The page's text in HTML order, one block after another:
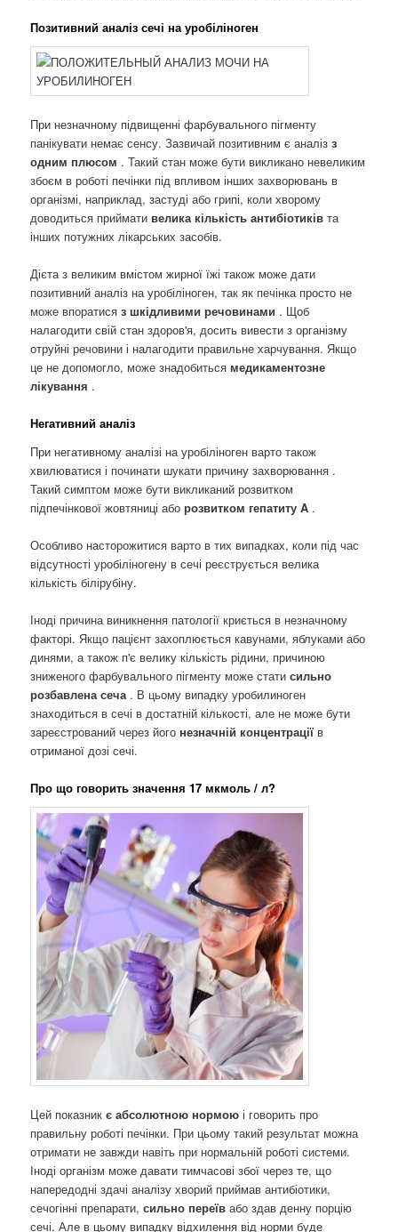
Позитивний аналіз сечі на уробіліноген
При незначному підвищенні фарбувального пігменту
панікувати немає сенсу. Зазвичай позитивним є аналізз
одним плюсом . Такий стан може бути викликано невеликим
збоєм в роботі печінки під впливом інших захворювань в
організмі, наприклад, застуді або грипі, коли хворому
доводиться приймати велика кількість антибіотиківта
інших потужних лікарських засобів.
Дієта з великим вмістом жирної їжі також може дати
позитивний аналіз на уробіліноген, так як печінка просто не
може впоратисяз шкідливими речовинами . Щоб
налагодити свій стан здоров'я, досить вивести з організму
отруйні речовини і налагодити правильне харчування. Якщо
це не допомогло, може знадобиться медикаментозне
лікування .
Негативний аналіз
При негативному аналізі на уробіліноген варто також
хвилюватися і починати шукати причину захворювання .
Такий симптом може бути викликаний розвитком
підпечінкової жовтяниці аборозвитком гепатиту A .
Особливо насторожитися варто в тих випадках, коли під час
відсутності уробіліногену в сечі реєструється велика
кількість білірубіну.
Іноді причина виникнення патології криється в незначному
факторі. Якщо пацієнт захоплюється кавунами, яблуками або
динями, а також п'є велику кількість рідини, причиною
зниженого фарбувального пігменту може статисильно
розбавлена ​​сеча . В цьому випадку уробилиноген
знаходиться в сечі в достатній кількості, але не може бути
зареєстрований через його незначній концентрації в
отриманої дозі сечі.
Про що говорить значення 17 мкмоль / л?
Цей показникє абсолютною нормоюі говорить про
правильну роботі печінки. При цьому такий результат можна
отримати не завжди навіть при нормальній роботі системи.
Іноді організм може давати тимчасові збої через те, що
напередодні здачі аналізу хворий приймав антибіотики,
сечогінні препарати,сильно переївабо здав денну порцію
сечі. Але в цьому випадку відхилення від норми буде